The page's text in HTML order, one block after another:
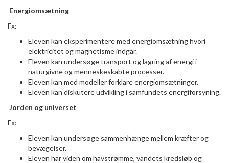
Energiomsætning
Fx:
Eleven kan eksperimentere med energiomsætning hvori
elektricitet og magnetisme indgår.
Eleven kan undersøge transport og lagring af energi i
naturgivne og menneskeskabte processer.
Eleven kan med modeller forklare energiomsætninger.
Eleven kan diskutere udvikling i samfundets energiforsyning.
Jorden og universet
Fx:
Eleven kan undersøge sammenhænge mellem kræfter og
bevægelser.
Eleven har viden om havstrømme, vandets kredsløb og